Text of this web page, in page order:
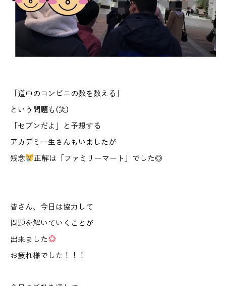
「道中のコンビニの数を数える」
という問題も(笑)
「セブンだよ」と予想する
アカデミー生さんもいましたが
残念
正解は「ファミリーマート」でした◎
皆さん、今日は協力して
問題を解いていくことが
出来ました
お疲れ様でした！！！